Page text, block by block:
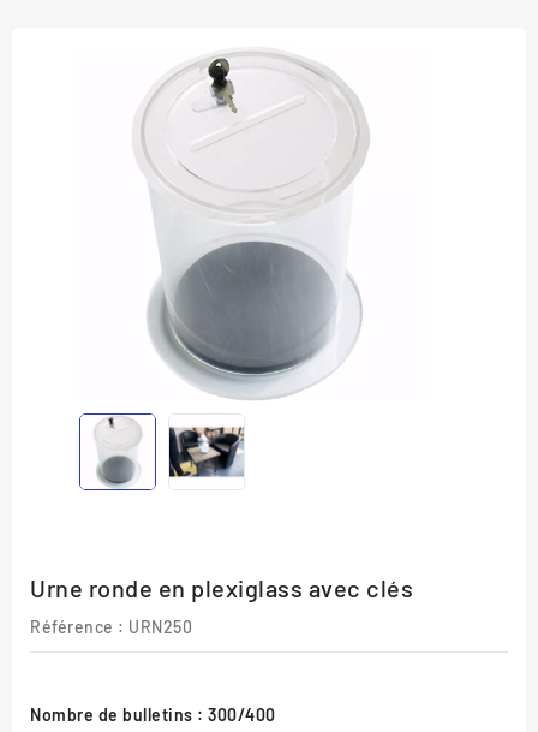
Urne ronde en plexiglass avec clés
Référence : URN250
Nombre de bulletins : 300/400